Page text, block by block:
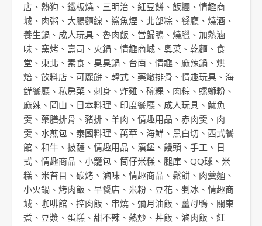
店 、 熱狗 、 鐵板燒 、 三明治 、 紅豆餅 、 飯糰 、 情趣商
城 、 肉粥 、 大腸麵線 、 鯊魚煙 、 北部粽 、 餐廳 、 燒酒 、
養生鍋 、 成人玩具 、 魯肉飯 、 當歸鴨 、 燒臘 、 加熱滷
味 、 窯烤 、 壽司 、 火鍋 、 情趣商城 、 奧菜 、 乾麵 、 食
堂 、 東北 、 素食 、 臭臭鍋 、 台南 、 情趣 、 麻辣鍋 、 烘
焙 、 飲料店 、 可麗餅 、 韓式 、 藥燉排骨 、 情趣玩具 、 海
鮮餐廳 、 私房菜 、 刺身 、 炸雞 、 碗粿 、 肉粽 、 螺螄粉 、
麻辣 、 岡山 、 日本料理 、 印度餐廳 、 成人玩具 、 魷魚
羹 、 藥膳排骨 、 豬排 、 羊肉 、 情趣用品 、 赤肉羹 、 肉
羹 、 水煎包 、 泰國料理 、 萬華 、 海鮮 、 黑白切 、 西式餐
館 、 和牛 、 披薩 、 情趣用品 、 漢堡 、 饅頭 、 手工 、 日
式 、 情趣商品 、 小籠包 、 筒仔米糕 、 腿庫 、 QQ球 、 米
糕 、 米苔目 、 碳烤 、 滷味 、 情趣商品 、 鬆餅 、 肉羹麵 、
小火鍋 、 烤肉飯 、 早餐店 、 米粉 、 豆花 、 剉冰 、 情趣商
城 、 咖啡館 、 控肉飯 、 串燒 、 彌月油飯 、 薑母鴨 、 關東
煮 、 豆漿 、 蛋糕 、 甜不辣 、 熱炒 、 丼飯 、 滷肉飯 、 紅